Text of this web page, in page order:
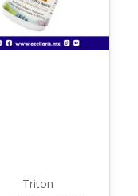
Triton